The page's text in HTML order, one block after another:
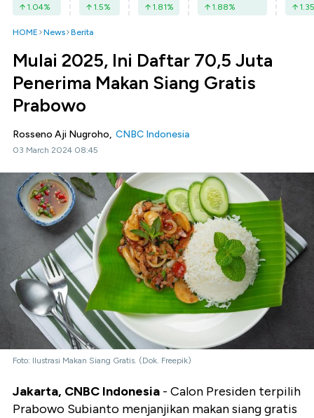
1.04% 1.5% 1.81% 1.88% 1.35
HOME News Berita
Mulai 2025, Ini Daftar 70,5 Juta
Penerima Makan Siang Gratis
Prabowo
Rosseno Aji Nugroho, CNBC Indonesia
03 March 2024 08:45
Foto: Ilustrasi Makan Siang Gratis. (Dok. Freepik)
Jakarta, CNBC Indonesia - Calon Presiden terpilih
Prabowo Subianto menjanjikan makan siang gratis